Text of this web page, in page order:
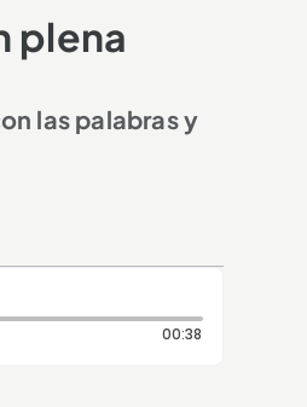
plena
las palabras y
00:38